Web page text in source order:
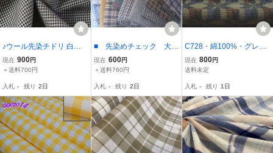
♪ウール先染チドリ 白黒
巾：150cm♪2.6m[7420]
現在 900円
＋送料700円
入札 - 残り 2日
■ 先染めチェック 大
量 1460グラム
現在 600円
＋送料760円
入札 - 残り 2日
C728・綿100%・グレー
系4m・幾何学模様・微光
沢・シャツ・ブラウス・
現在 800円
送料未定
入札 - 残り 1日